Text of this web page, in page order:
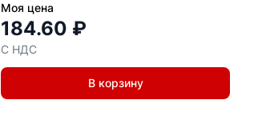
Моя цена
184.60 ₽
С НДС
В корзину